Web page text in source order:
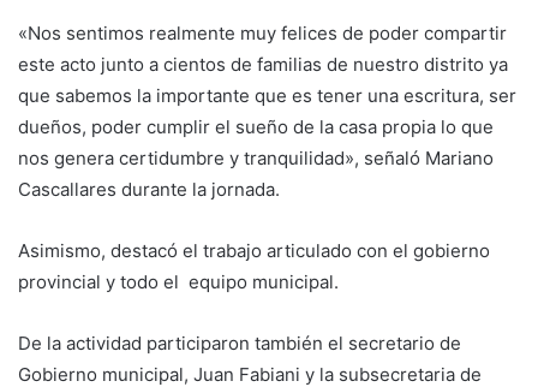
«Nos sentimos realmente muy felices de poder compartir
este acto junto a cientos de familias de nuestro distrito ya
que sabemos la importante que es tener una escritura, ser
dueños, poder cumplir el sueño de la casa propia lo que
nos genera certidumbre y tranquilidad», señaló Mariano
Cascallares durante la jornada.
Asimismo, destacó el trabajo articulado con el gobierno
provincial y todo el equipo municipal.
De la actividad participaron también el secretario de
Gobierno municipal, Juan Fabiani y la subsecretaria de